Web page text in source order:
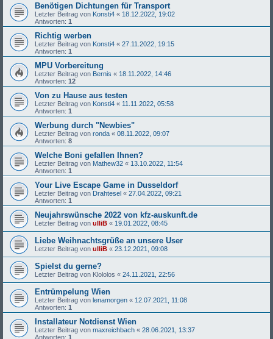
Benötigen Dichtungen für Transport
Letzter Beitrag von Konsti4 « 18.12.2022, 19:02
Antworten: 1
Richtig werben
Letzter Beitrag von Konsti4 « 27.11.2022, 19:15
Antworten: 1
MPU Vorbereitung
Letzter Beitrag von Bernis « 18.11.2022, 14:46
Antworten: 12
Von zu Hause aus testen
Letzter Beitrag von Konsti4 « 11.11.2022, 05:58
Antworten: 1
Werbung durch "Newbies"
Letzter Beitrag von ronda « 08.11.2022, 09:07
Antworten: 8
Welche Boni gefallen Ihnen?
Letzter Beitrag von Mathew32 « 13.10.2022, 11:54
Antworten: 1
Your Live Escape Game in Dusseldorf
Letzter Beitrag von Drahtesel « 27.04.2022, 09:21
Antworten: 1
Neujahrswünsche 2022 von kfz-auskunft.de
Letzter Beitrag von ulliB « 19.01.2022, 08:45
Liebe Weihnachtsgrüße an unsere User
Letzter Beitrag von ulliB « 23.12.2021, 09:08
Spielst du gerne?
Letzter Beitrag von Klololos « 24.11.2021, 22:56
Entrümpelung Wien
Letzter Beitrag von lenamorgen « 12.07.2021, 11:08
Antworten: 1
Installateur Notdienst Wien
Letzter Beitrag von maxreichbach « 28.06.2021, 13:37
Antworten: 1